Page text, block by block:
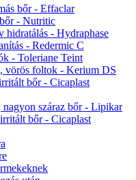
bőr - Effaclar
- Nutritic
hidratálás - Hydraphase
- Redermic C
- Toleriane Teint
vörös foltok - Kerium DS
bőr - Cicaplast
nagyon száraz bőr - Lipikar
bőr - Cicaplast